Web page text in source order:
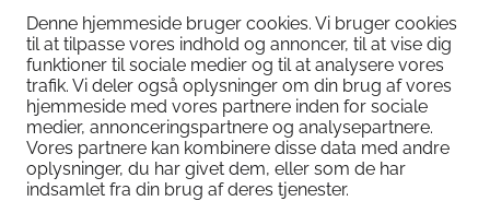
Denne hjemmeside bruger cookies. Vi bruger cookies
til at tilpasse vores indhold og annoncer, til at vise dig
funktioner til sociale medier og til at analysere vores
trafik. Vi deler også oplysninger om din brug af vores
hjemmeside med vores partnere inden for sociale
medier, annonceringspartnere og analysepartnere.
Vores partnere kan kombinere disse data med andre
oplysninger, du har givet dem, eller som de har
indsamlet fra din brug af deres tjenester.